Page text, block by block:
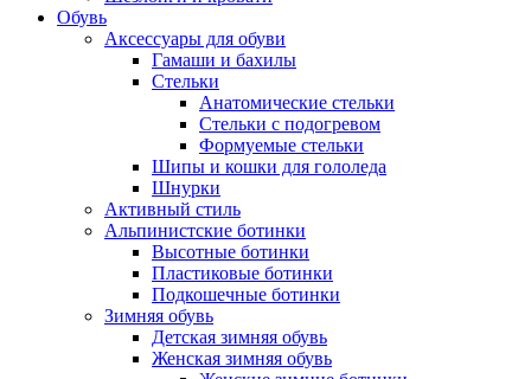
Обувь
Аксессуары для обуви
Гамаши и бахилы
Стельки
Анатомические стельки
Стельки с подогревом
Формуемые стельки
Шипы и кошки для гололеда
Шнурки
Активный стиль
Альпинистские ботинки
Высотные ботинки
Пластиковые ботинки
Подкошечные ботинки
Зимняя обувь
Детская зимняя обувь
Женская зимняя обувь